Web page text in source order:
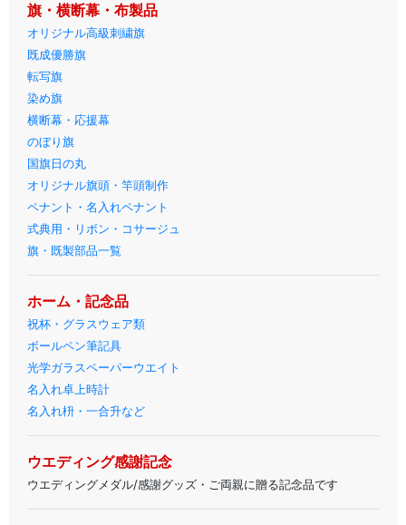
旗・横断幕・布製品
オリジナル高級刺繍旗
既成優勝旗
転写旗
染め旗
横断幕・応援幕
のぼり旗
国旗日の丸
オリジナル旗頭・竿頭制作
ペナント・名入れペナント
式典用・リボン・コサージュ
旗・既製部品一覧
ホーム・記念品
祝杯・グラスウェア類
ボールペン筆記具
光学ガラスペーパーウエイト
名入れ卓上時計
名入れ枡・一合升など
ウエディング感謝記念
ウエディングメダル/感謝グッズ・ご両親に贈る記念品です